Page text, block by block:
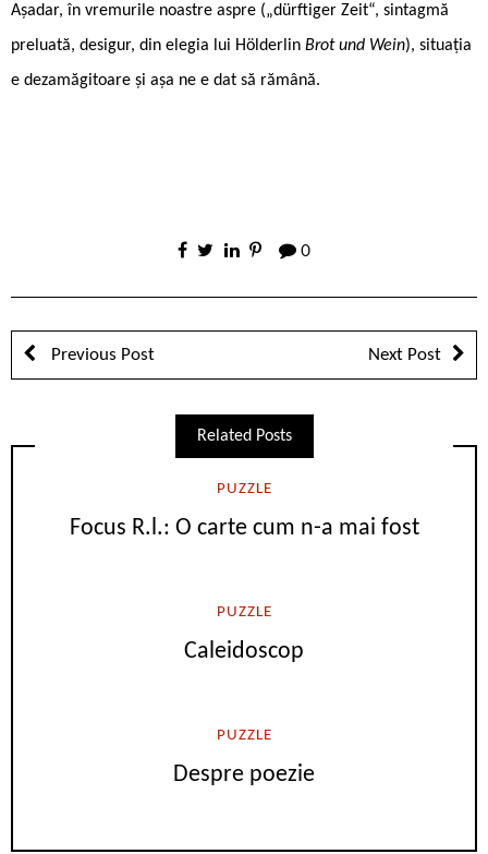
Așadar, în vremurile noastre aspre („dürftiger Zeit“, sintagmă
preluată, desigur, din elegia lui Hölderlin Brot und Wein), situația
e dezamăgitoare și așa ne e dat să rămână.
0
Previous Post Next Post
Related Posts
PUZZLE
Focus R.l.: O carte cum n-a mai fost
PUZZLE
Caleidoscop
PUZZLE
Despre poezie